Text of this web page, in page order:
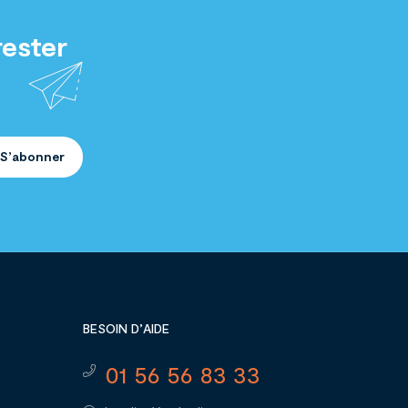
S’abonner
BESOIN D’AIDE
01 56 56 83 33